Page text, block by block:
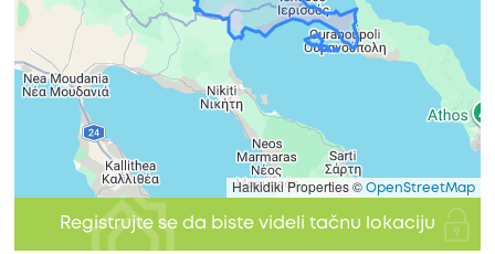
Halkidiki Properties © OpenStreetMap
Registrujte se da biste videli tačnu lokaciju